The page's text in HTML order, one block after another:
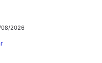
08/2026